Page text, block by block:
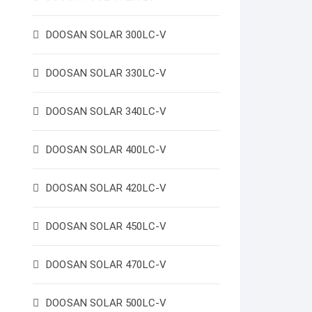
DOOSAN SOLAR 300LC-V
DOOSAN SOLAR 330LC-V
DOOSAN SOLAR 340LC-V
DOOSAN SOLAR 400LC-V
DOOSAN SOLAR 420LC-V
DOOSAN SOLAR 450LC-V
DOOSAN SOLAR 470LC-V
DOOSAN SOLAR 500LC-V